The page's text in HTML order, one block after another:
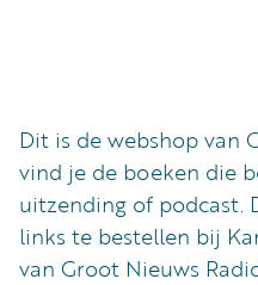
Dit is de webshop van
vind je de boeken die
uitzending of podcast.
links te bestellen bij
van Groot Nieuws
Podcasts
Muziek
Artikelen